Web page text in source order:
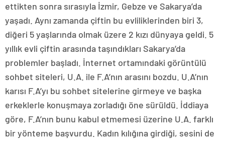
ettikten sonra sırasıyla İzmir, Gebze ve Sakarya’da
yaşadı. Aynı zamanda çiftin bu evliliklerinden biri 3,
diğeri 5 yaşlarında olmak üzere 2 kızı dünyaya geldi. 5
yıllık evli çiftin arasında taşındıkları Sakarya’da
problemler başladı. İnternet ortamındaki görüntülü
sohbet siteleri, U.A. ile F.A’nın arasını bozdu. U.A’nın
karısı F.A’yı bu sohbet sitelerine girmeye ve başka
erkeklerle konuşmaya zorladığı öne sürüldü. İddiaya
göre, F.A’nın bunu kabul etmemesi üzerine U.A. farklı
bir yönteme başvurdu. Kadın kılığına girdiği, sesini de